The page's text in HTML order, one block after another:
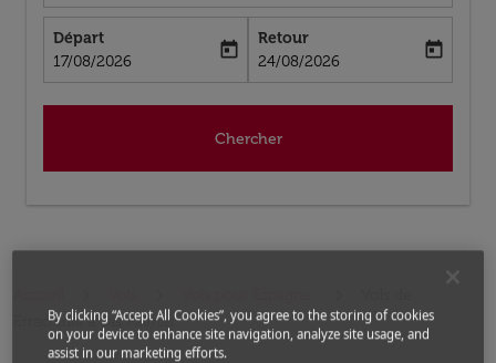
Départ
fc-booking-departure-date-aria-label
17/08/2026
today
Retour
fc-booking-return-date-aria-label
24/08/2026
today
Chercher
Errachidia a Las Palmas
By clicking “Accept All Cookies”, you agree to the storing of cookies
on your device to enhance site navigation, analyze site usage, and
assist in our marketing efforts.